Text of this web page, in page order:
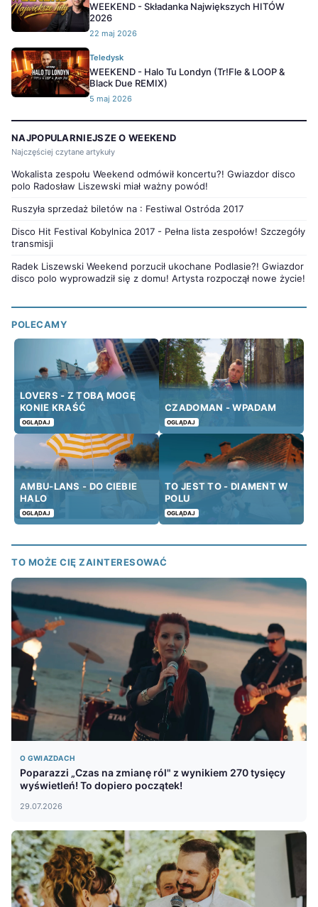
WEEKEND - Składanka Największych HITÓW
2026
22 maj 2026
Teledysk
WEEKEND - Halo Tu Londyn (Tr!Fle & LOOP &
Black Due REMIX)
5 maj 2026
NAJPOPULARNIEJSZE O WEEKEND
Najczęściej czytane artykuły
Wokalista zespołu Weekend odmówił koncertu?! Gwiazdor disco
polo Radosław Liszewski miał ważny powód!
Ruszyła sprzedaż biletów na : Festiwal Ostróda 2017
Disco Hit Festival Kobylnica 2017 - Pełna lista zespołów! Szczegóły
transmisji
Radek Liszewski Weekend porzucił ukochane Podlasie?! Gwiazdor
disco polo wyprowadził się z domu! Artysta rozpoczął nowe życie!
POLECAMY
LOVERS - Z TOBĄ MOGĘ
KONIE KRAŚĆ
OGLĄDAJ
CZADOMAN - WPADAM
OGLĄDAJ
AMBU-LANS - DO CIEBIE
HALO
OGLĄDAJ
TO JEST TO - DIAMENT W
POLU
OGLĄDAJ
TO MOŻE CIĘ ZAINTERESOWAĆ
O GWIAZDACH
Poparazzi „Czas na zmianę ról" z wynikiem 270 tysięcy
wyświetleń! To dopiero początek!
29.07.2026